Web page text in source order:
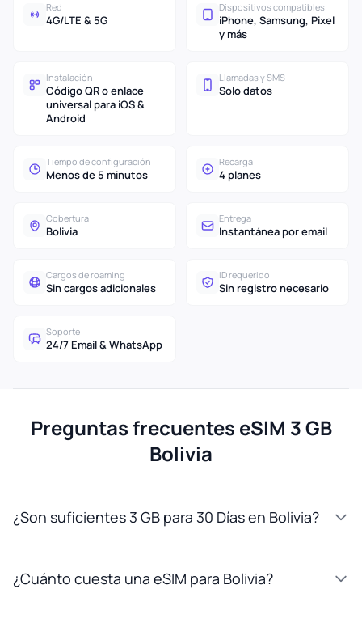
Red
4G/LTE & 5G
Dispositivos compatibles
iPhone, Samsung, Pixel
y más
Instalación
Código QR o enlace
universal para iOS &
Android
Llamadas y SMS
Solo datos
Tiempo de configuración
Menos de 5 minutos
Recarga
4 planes
Cobertura
Bolivia
Entrega
Instantánea por email
Cargos de roaming
Sin cargos adicionales
ID requerido
Sin registro necesario
Soporte
24/7 Email & WhatsApp
Preguntas frecuentes eSIM 3 GB
Bolivia
¿Son suficientes 3 GB para 30 Días en Bolivia?
¿Cuánto cuesta una eSIM para Bolivia?